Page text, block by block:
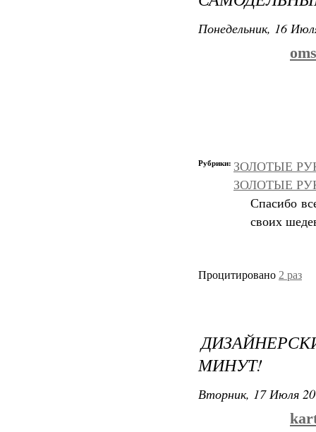
Понедельник, 16
Рубрики: ЗОЛОТЫЕ
ЗОЛОТЫЕ
Спасибо
своих
Процитировано 2 раз
МИНУТ!
Вторник, 17 Июля